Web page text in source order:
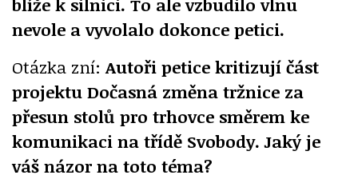
blíže k silnici. To ale vzbudilo vlnu
nevole a vyvolalo dokonce petici.
Otázka zní:Autoři petice kritizují část
projektu Dočasná změna tržnice za
přesun stolů pro trhovce směrem ke
komunikaci na třídě Svobody. Jaký je
váš názor na toto téma?